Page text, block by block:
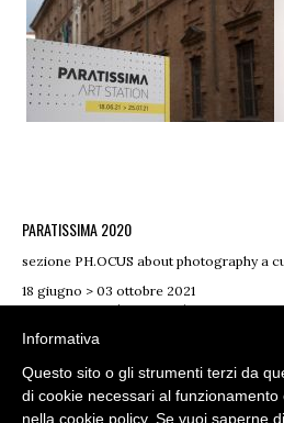
PARATISSIMA 2020
sezione PH.OCUS about photography a
18 giugno > 03 ottobre 2021
Torino - ARTiglieria Con/temporary Art
L’ultima ora - Progetto selezionato nella
Informativa
Questo sito o gli strumenti terzi da
di cookie necessari al
nella cookie policy. Se vuoi saperne